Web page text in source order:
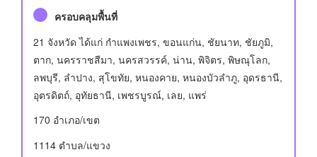
ครอบคลุมพื้นที่
21 จังหวัด ได้แก่ กำแพงเพชร, ขอนแก่น, ชัยนาท, ชัยภูมิ,
ตาก, นครราชสีมา, นครสวรรค์, น่าน, พิจิตร, พิษณุโลก,
ลพบุรี, ลำปาง, สุโขทัย, หนองคาย, หนองบัวลำภู, อุดรธานี,
อุตรดิตถ์, อุทัยธานี, เพชรบูรณ์, เลย, แพร่
170 อําเภอ/เขต
1114 ตำบล/แขวง